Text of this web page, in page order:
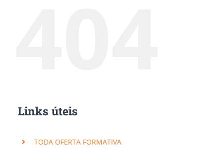
Links úteis
TODA OFERTA FORMATIVA